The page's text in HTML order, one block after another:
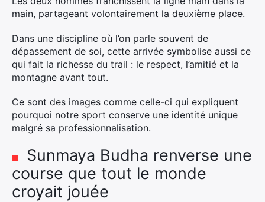
main, partageant volontairement la deuxième place.
Dans une discipline où l’on parle souvent de
dépassement de soi, cette arrivée symbolise aussi ce
qui fait la richesse du trail : le respect, l’amitié et la
montagne avant tout.
Ce sont des images comme celle-ci qui expliquent
pourquoi notre sport conserve une identité unique
malgré sa professionnalisation.
Sunmaya Budha renverse une
course que tout le monde
croyait jouée